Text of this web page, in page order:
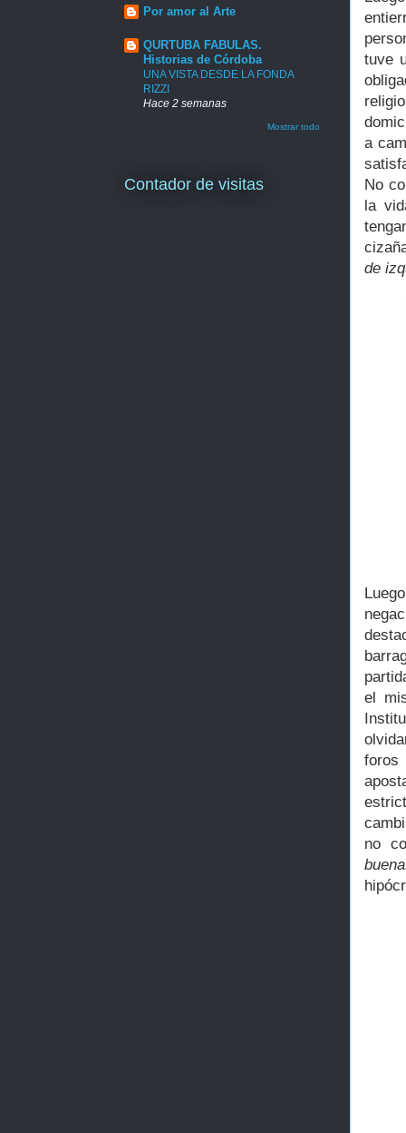
tuve
a
No
la
de
el
foros
no
Por amor al Arte
QURTUBA FABULAS.
Historias de Córdoba
UNA VISTA DESDE LA FONDA
RIZZI
Hace 2 semanas
Mostrar todo
Contador de visitas